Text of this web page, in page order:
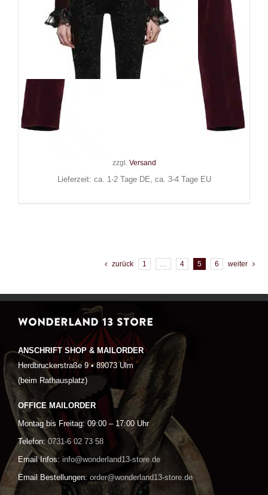
Punk Rave Jacke Adelaide
zzgl. Versand
Lieferzeit: ca. 1-2 Tage DE, ca. 3-4 Tage EU
zurück 1 … 4 5 6 weiter
WONDERLAND 13 STORE
ANSCHRIFT SHOP & MAILORDER
Herdbruckerstraße 9 • 89073 Ulm
(beim Rathausplatz)
OFFICE MAILORDER
Montag bis Freitag: 09:00 – 17:00 Uhr
Telefon: 0731-6 02 73 58
Email Infos: info@wonderland13-store.de
Email Bestellungen: order@wonderland13-store.de